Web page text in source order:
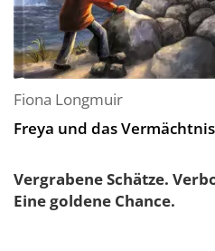
Fiona Longmuir
Freya und das
Vergrabene Schätze.
Eine goldene Chance.